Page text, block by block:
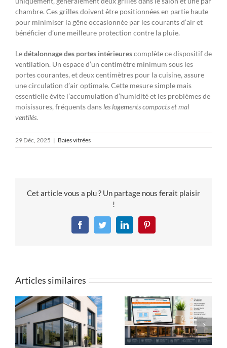
chambre. Ces grilles doivent être positionnées en partie haute
pour minimiser la gêne occasionnée par les courants d’air et
bénéficier d’une meilleure protection contre la pluie.
Ledétalonnage des portes intérieurescomplète ce dispositif de
ventilation. Un espace d’un centimètre minimum sous les
portes courantes, et deux centimètres pour la cuisine, assure
une circulation d’air optimale. Cette mesure simple mais
essentielle évite l’accumulation d’humidité et les problèmes de
moisissures, fréquents dansles logements compacts et mal
ventilés.
29 Déc, 2025 | Baies vitrées
Cet article vous a plu ? Un partage nous ferait plaisir
!
FacebookTwitterLinkedInPinterest
Articles similaires